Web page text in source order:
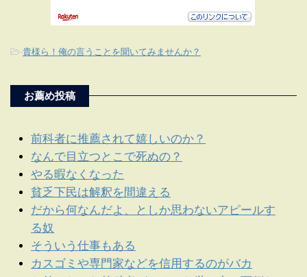
-貴様ら！俺の言うことを聞いてみませんか？
お薦め投稿
前科者に推薦されて嬉しいのか？
なんで目立つとこで死ぬの？
やる暇なくなった
貧乏下民は解釈を間違える
だから何なんだよ、としか思わないアピールす
る奴
そういう仕事もある
カスゴミや専門家などを信用するのがバカ